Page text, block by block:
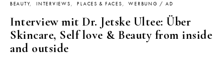
BEAUTY INTERVIEWS PLACES & FACES WERBUNG / AD
Interview mit Dr. Jetske Ultee: Über
Skincare, Self love & Beauty from inside
and outside